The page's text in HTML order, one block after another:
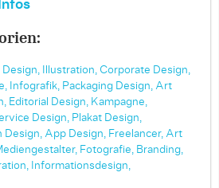
Design, Illustration, Corporate Design,
Infografik, Packaging Design, Art
Editorial Design, Kampagne,
Design, Plakat Design,
Design, App Design, Freelancer, Art
Fotografie, Branding,
Informationsdesign,